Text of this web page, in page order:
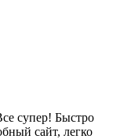
супер! Быстро
сайт, легко